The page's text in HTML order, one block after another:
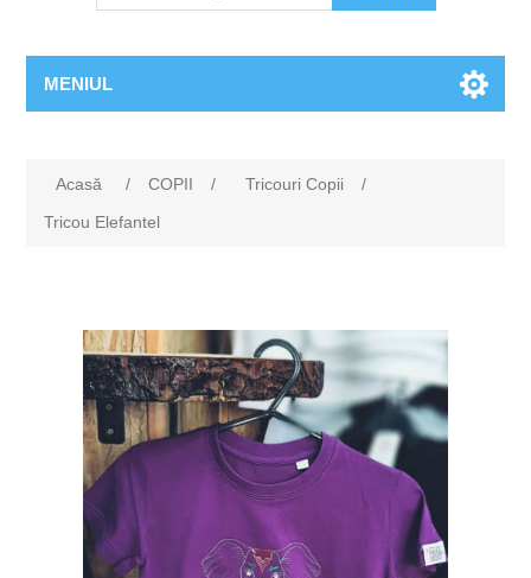
MENIUL
Acasă / COPII / Tricouri Copii
/
Tricou Elefantel